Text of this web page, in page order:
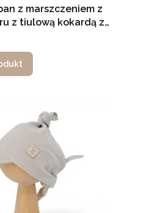
z marszczeniem z
z tiulową kokardą ze